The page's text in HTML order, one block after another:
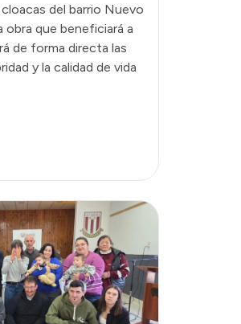
cloacas del barrio Nuevo
obra que beneficiará a
de forma directa las
y la calidad de vida